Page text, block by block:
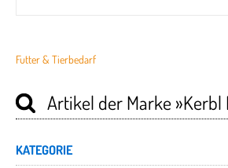
Futter & Tierbedarf
Artikel der Marke»Kerbl
KATEGORIE